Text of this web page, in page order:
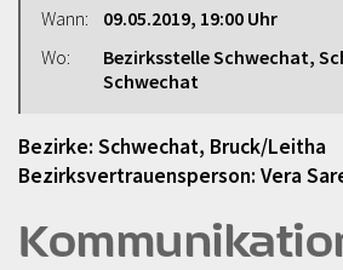
Wann:
09.05.2019, 19:00 Uhr
Wo:
Bezirksstelle Schwechat,
Schwechat
Bezirke: Schwechat, Bruck/Leitha
Bezirksvertrauensperson: Vera